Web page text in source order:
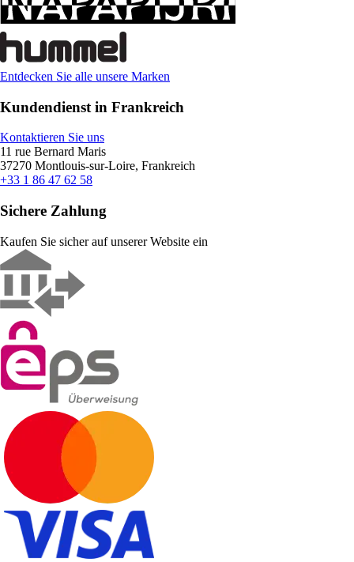
Entdecken Sie alle unsere Marken
Kundendienst in Frankreich
Kontaktieren Sie uns
11 rue Bernard Maris
37270 Montlouis-sur-Loire, Frankreich
+33 1 86 47 62 58
Sichere Zahlung
Kaufen Sie sicher auf unserer Website ein